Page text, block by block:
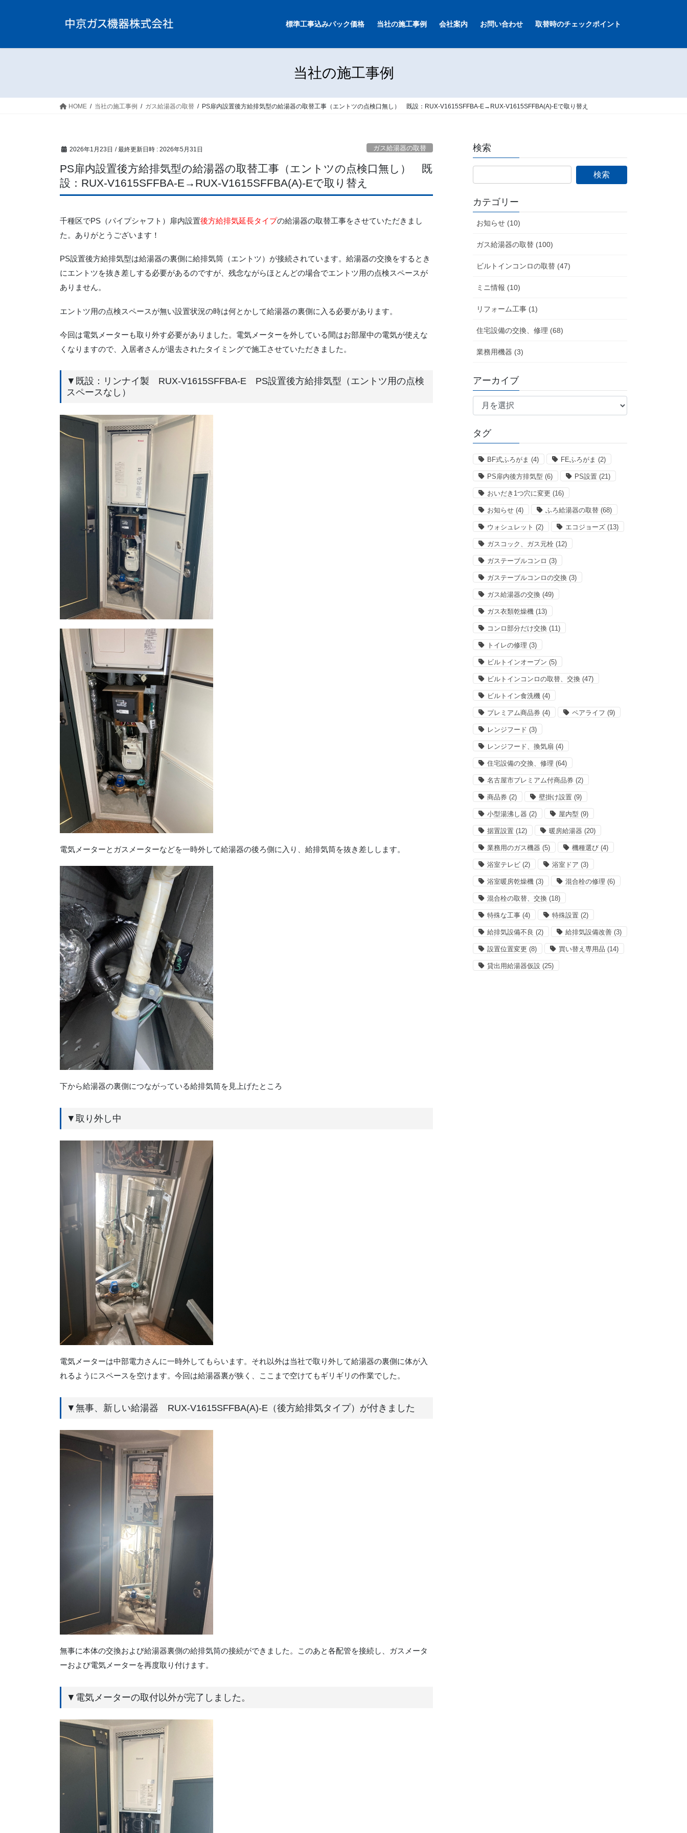
標準工事込みパック価格 当社の施工事例 会社案内 お問い合わせ 取替時のチェックポイント
当社の施工事例
HOME 当社の施工事例 ガス給湯器の取替 PS扉内設置後方給排気型の給湯器の取替工事（エントツの点検口無し） 既設：RUX-V1615SFFBA-E→RUX-V1615SFFBA(A)-Eで取り替え
2026年1月23日 / 最終更新日時 : 2026年5月31日 ガス給湯器の取替
PS扉内設置後方給排気型の給湯器の取替工事（エントツの点検口無し） 既
設：RUX-V1615SFFBA-E→RUX-V1615SFFBA(A)-Eで取り替え
千種区でPS（パイプシャフト）扉内設置後方給排気延長タイプの給湯器の取替工事をさせていただきまし
た。ありがとうございます！
PS設置後方給排気型は給湯器の裏側に給排気筒（エントツ）が接続されています。給湯器の交換をするとき
にエントツを抜き差しする必要があるのですが、残念ながらほとんどの場合でエントツ用の点検スペースが
ありません。
エントツ用の点検スペースが無い設置状況の時は何とかして給湯器の裏側に入る必要があります。
今回は電気メーターも取り外す必要がありました。電気メーターを外している間はお部屋中の電気が使えな
くなりますので、入居者さんが退去されたタイミングで施工させていただきました。
▼既設：リンナイ製 RUX-V1615SFFBA-E PS設置後方給排気型（エントツ用の点検
スペースなし）
電気メーターとガスメーターなどを一時外して給湯器の後ろ側に入り、給排気筒を抜き差しします。
下から給湯器の裏側につながっている給排気筒を見上げたところ
▼取り外し中
電気メーターは中部電力さんに一時外してもらいます。それ以外は当社で取り外して給湯器の裏側に体が入
れるようにスペースを空けます。今回は給湯器裏が狭く、ここまで空けてもギリギリの作業でした。
▼無事、新しい給湯器 RUX-V1615SFFBA(A)-E（後方給排気タイプ）が付きました
無事に本体の交換および給湯器裏側の給排気筒の接続ができました。このあと各配管を接続し、ガスメータ
ーおよび電気メーターを再度取り付けます。
▼電気メーターの取付以外が完了しました。
検索
カテゴリー
お知らせ (10)
ガス給湯器の取替 (100)
ビルトインコンロの取替 (47)
ミニ情報 (10)
リフォーム工事 (1)
住宅設備の交換、修理 (68)
業務用機器 (3)
アーカイブ
ア
イ
ブ
タグ
BF式ふろがま (4) FEふろがま (2)
PS扉内後方排気型 (6) PS設置 (21)
おいだき1つ穴に変更 (16)
お知らせ (4) ふろ給湯器の取替 (68)
ウォシュレット (2) エコジョーズ (13)
ガスコック、ガス元栓 (12)
ガステーブルコンロ (3)
ガステーブルコンロの交換 (3)
ガス給湯器の交換 (49)
ガス衣類乾燥機 (13)
コンロ部分だけ交換 (11)
トイレの修理 (3)
ビルトインオーブン (5)
ビルトインコンロの取替、交換 (47)
ビルトイン食洗機 (4)
プレミアム商品券 (4) ペアライフ (9)
レンジフード (3)
レンジフード、換気扇 (4)
住宅設備の交換、修理 (64)
名古屋市プレミアム付商品券 (2)
商品券 (2) 壁掛け設置 (9)
小型湯沸し器 (2) 屋内型 (9)
据置設置 (12) 暖房給湯器 (20)
業務用のガス機器 (5) 機種選び (4)
浴室テレビ (2) 浴室ドア (3)
浴室暖房乾燥機 (3) 混合栓の修理 (6)
混合栓の取替、交換 (18)
特殊な工事 (4) 特殊設置 (2)
給排気設備不良 (2) 給排気設備改善 (3)
設置位置変更 (8) 買い替え専用品 (14)
貸出用給湯器仮設 (25)